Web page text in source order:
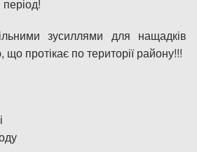
зусиллями для нащадків
протікає по території району!!!